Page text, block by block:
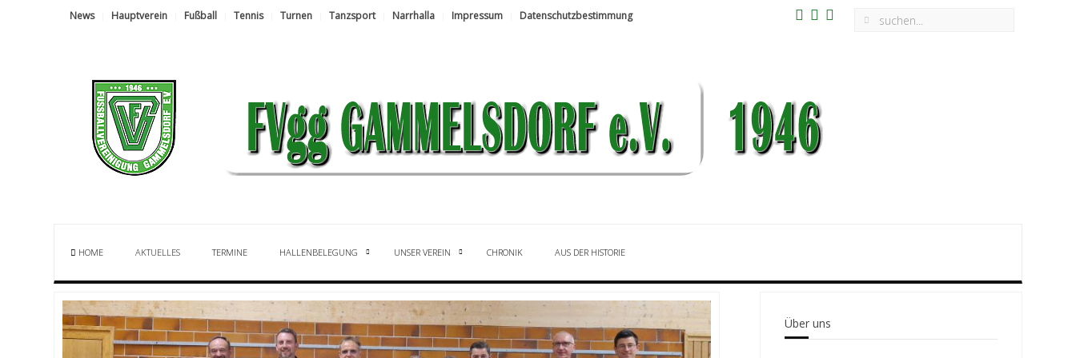
News Hauptverein Fußball Tennis Turnen Tanzsport Narrhalla Impressum Datenschutzbestimmung
HOME AKTUELLES TERMINE HALLENBELEGUNG UNSER VEREIN CHRONIK AUS DER HISTORIE
Über uns